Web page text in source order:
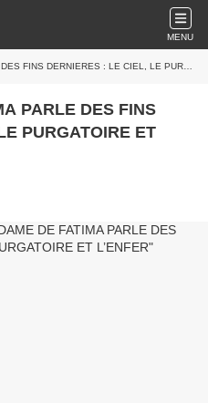
MENU
: LE CIEL, LE PURGATOIRE ET L’ENFER
PARLE DES FINS